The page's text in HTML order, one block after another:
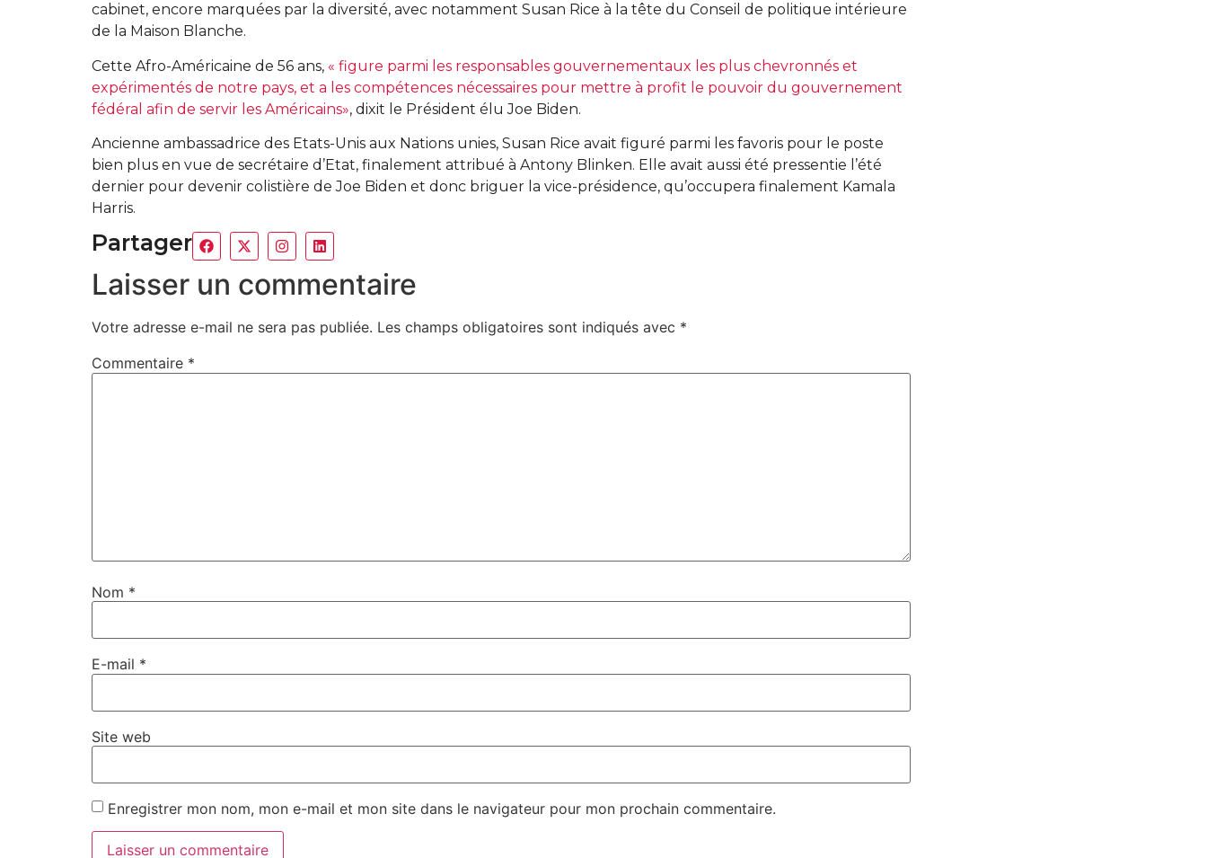
cabinet, encore marquées par la diversité, avec notamment Susan Rice à la tête du Conseil de politique intérieure
de la Maison Blanche.
Cette Afro-Américaine de 56 ans, « figure parmi les responsables gouvernementaux les plus chevronnés et
expérimentés de notre pays, et a les compétences nécessaires pour mettre à profit le pouvoir du gouvernement
fédéral afin de servir les Américains», dixit le Président élu Joe Biden.
Ancienne ambassadrice des Etats-Unis aux Nations unies, Susan Rice avait figuré parmi les favoris pour le poste
bien plus en vue de secrétaire d’Etat, finalement attribué à Antony Blinken. Elle avait aussi été pressentie l’été
dernier pour devenir colistière de Joe Biden et donc briguer la vice-présidence, qu’occupera finalement Kamala
Harris.
Partager
Laisser un commentaire
Votre adresse e-mail ne sera pas publiée. Les champs obligatoires sont indiqués avec *
Commentaire *
Nom *
E-mail *
Site web
Enregistrer mon nom, mon e-mail et mon site dans le navigateur pour mon prochain commentaire.